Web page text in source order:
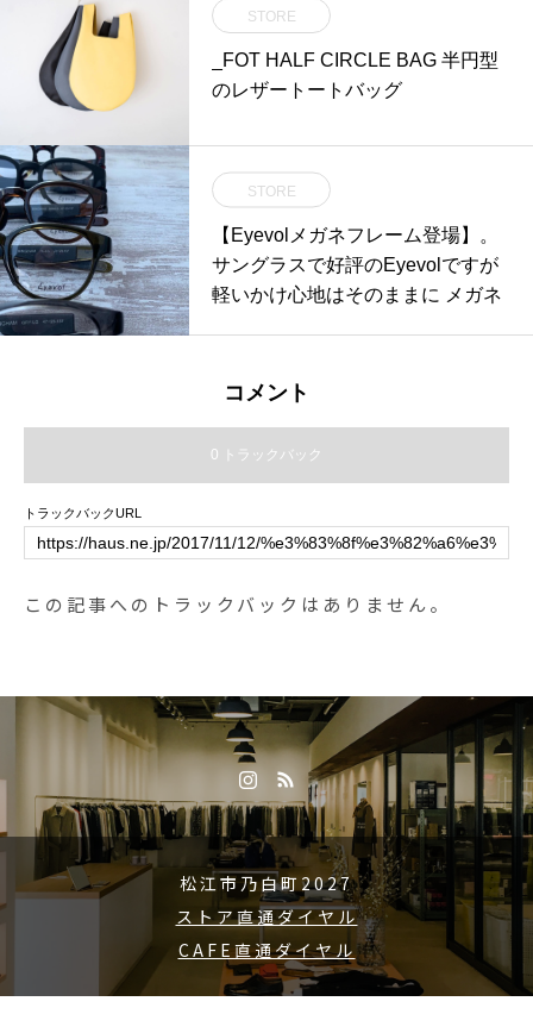
ン」が到着しています。色合いは
天然染料特有のビンテージ調。ど
ちらも肌触りの良いふわり感ある
いただけます。日々の生活をコン
テックスのタオルで花を添えては
いかがでしょうか◎.#kontex#mad
einjapan#今治タオル#haus #haus
_matsue #hausmatsue #松江カフ
ェ #島根カフェ #松江 #島根 #山陰
STORE
_FOT HALF CIRCLE BAG 半円型
のレザートートバッグ
STORE
【Eyevolメガネフレーム登場】。
サングラスで好評のEyevolですが
軽いかけ心地はそのままに メガネ
コメント
0 トラックバック
トラックバックURL
この記事へのトラックバックはありません。
松江市乃白町2027
ストア直通ダイヤル
CAFE直通ダイヤル